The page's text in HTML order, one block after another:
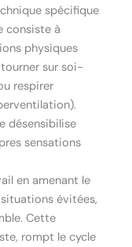
spécifique
consiste à
physiques
sur soi-
respirer
désensibilise
sensations
en amenant le
évitées,
Cette
rompt le cycle